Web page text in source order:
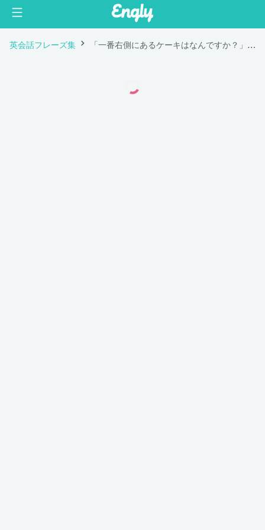
英会話フレーズ集 「一番右側にあるケーキはなんですか？」は英語で "What's that cake to the far right?"